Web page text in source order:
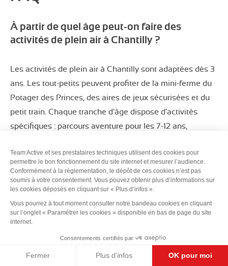
À partir de quel âge peut-on faire des
activités de plein air à Chantilly ?
Les activités de plein air à Chantilly sont adaptées dès 3
ans. Les tout-petits peuvent profiter de la mini-ferme du
Potager des Princes, des aires de jeux sécurisées et du
petit train. Chaque tranche d’âge dispose d’activités
spécifiques : parcours aventure pour les 7-12 ans,
Combien coûte une journée d’activités de
plein air à Chantilly pour une famille ?
Les tarifs varient selon les activités choisies et l’âge des
enfants. Comptez environ 15-25€ par enfant pour l’accès
aux jardins et activités de base, et 30-50€ pour les
formules complètes incluant parcours aventure et
Team Active et ses prestataires techniques utilisent des cookies pour
permettre le bon fonctionnement du site internet et mesurer l’audience.
Conformément à la règlementation, le dépôt de ces cookies n’est pas
soumis à votre consentement. Vous pouvez obtenir plus d’informations sur
les cookies déposés en cliquant sur « Plus d’infos ».
Vous pourrez à tout moment consulter notre bandeau cookies en cliquant
sur l’onglet « Paramétrer les cookies » disponible en bas de page du site
internet.
Consentements certifiés par
Fermer Plus d'infos OK pour moi